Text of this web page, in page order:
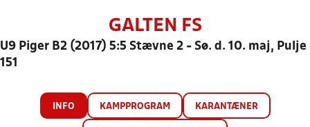
GALTEN FS
U9 Piger B2 (2017) 5:5 Stævne 2 - Sø. d. 10. maj, Pulje
151
INFO KAMPPROGRAM KARANTÆNER